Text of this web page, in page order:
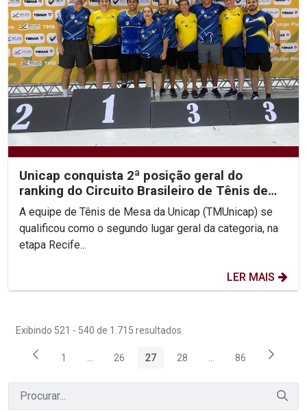
Unicap conquista 2ª posição geral do
ranking do Circuito Brasileiro de Tênis de
Mesa
A equipe de Tênis de Mesa da Unicap (TMUnicap) se
qualificou como o segundo lugar geral da categoria, na
etapa Recife...
LER MAIS
Exibindo 521 - 540 de 1.715 resultados.
Página
1 Páginas intermediárias Usar ABA para navegar.
Página
26 Página
27 Página
28 PáginasPágina
86